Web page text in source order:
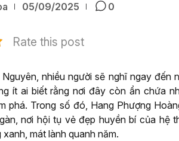
05/09/2025 0
Rate this post
nhiều người sẽ nghĩ ngay
ít ai biết rằng nơi đây còn ẩn chứa
phá. Trong số đó, Hang Phượng
nơi hội tụ vẻ đẹp huyền bí của hệ
mát lành quanh năm.